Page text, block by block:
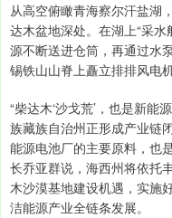
从高空俯瞰青海察尔汗盐湖
达木盆地深处。在湖上“采
源不断送进仓筒，再通过水
锡铁山山脊上矗立排排风电机
“柴达木‘沙戈荒’，也是新能
族藏族自治州正形成产业链
能源电池厂的主要原料，也
长乔亚群说，海西州将依托
木沙漠基地建设机遇，实施
洁能源产业全链条发展。